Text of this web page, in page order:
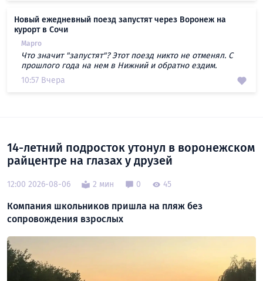
Новый ежедневный поезд запустят через Воронеж на
курорт в Сочи
Марго
Что значит "запустят"? Этот поезд никто не отменял. С
прошлого года на нем в Нижний и обратно ездим.
10:57 Вчера
14-летний подросток утонул в воронежском
райцентре на глазах у друзей
12:00 2026-08-06 2 мин 0 45
Компания школьников пришла на пляж без
сопровождения взрослых